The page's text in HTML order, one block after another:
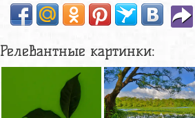
Релевантные картинки: